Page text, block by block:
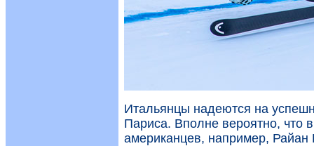
Итальянцы надеются на
Париса. Вполне вероятно, что
американцев, например, Райан